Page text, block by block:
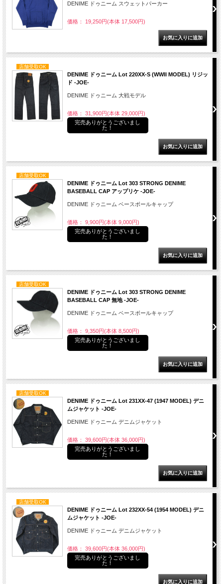
DENIME ドゥニーム スウェットパーカー
価格： 19,250円(本体 17,500円)
店舗受取OK
DENIME ドゥニーム Lot 220XX-S (WWII MODEL) リジッ
ド -JOE-
DENIME ドゥニーム 大戦モデル
価格： 31,900円(本体 29,000円)
完売ありがとうございまし
た！
店舗受取OK
DENIME ドゥニーム Lot 303 STRONG DENIME
BASEBALL CAP アップリケ -JOE-
DENIME ドゥニーム ベースボールキャップ
価格： 9,900円(本体 9,000円)
完売ありがとうございまし
た！
店舗受取OK
DENIME ドゥニーム Lot 303 STRONG DENIME
BASEBALL CAP 無地 -JOE-
DENIME ドゥニーム ベースボールキャップ
価格： 9,350円(本体 8,500円)
完売ありがとうございまし
た！
店舗受取OK
DENIME ドゥニーム Lot 231XX-47 (1947 MODEL) デニ
ムジャケット -JOE-
DENIME ドゥニーム デニムジャケット
価格： 39,600円(本体 36,000円)
完売ありがとうございまし
た！
店舗受取OK
DENIME ドゥニーム Lot 232XX-54 (1954 MODEL) デニ
ムジャケット -JOE-
DENIME ドゥニーム デニムジャケット
価格： 39,600円(本体 36,000円)
完売ありがとうございまし
た！